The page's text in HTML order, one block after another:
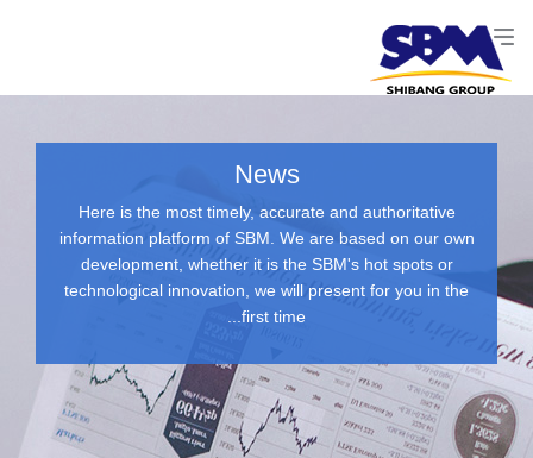
News
Here is the most timely, accurate and authoritative
information platform of SBM. We are based on our own
development, whether it is the SBM's hot spots or
technological innovation, we will present for you in the
first time...